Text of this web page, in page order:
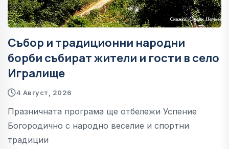
Събор и традиционни народни
борби събират жители и гости в село
Игралище
4 Август, 2026
Празничната програма ще отбележи Успение
Богородично с народно веселие и спортни
традиции